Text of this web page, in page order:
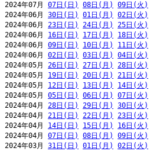
2024年07月 07日(日) 08日(月) 09日(火)
2024年06月 30日(日) 01日(月) 02日(火)
2024年06月 23日(日) 24日(月) 25日(火)
2024年06月 16日(日) 17日(月) 18日(火)
2024年06月 09日(日) 10日(月) 11日(火)
2024年06月 02日(日) 03日(月) 04日(火)
2024年05月 26日(日) 27日(月) 28日(火)
2024年05月 19日(日) 20日(月) 21日(火)
2024年05月 12日(日) 13日(月) 14日(火)
2024年05月 05日(日) 06日(月) 07日(火)
2024年04月 28日(日) 29日(月) 30日(火)
2024年04月 21日(日) 22日(月) 23日(火)
2024年04月 14日(日) 15日(月) 16日(火)
2024年04月 07日(日) 08日(月) 09日(火)
2024年03月 31日(日) 01日(月) 02日(火)